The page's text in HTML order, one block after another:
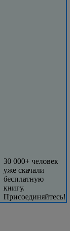
30 000+ человек
уже скачали
бесплатную
книгу.
Присоединяйтесь!